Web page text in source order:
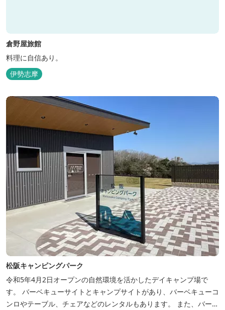
倉野屋旅館
料理に自信あり。
伊勢志摩
松阪キャンピングパーク
令和5年4月2日オープンの自然環境を活かしたデイキャンプ場で
す。 バーベキューサイトとキャンプサイトがあり、バーベキューコ
ンロやテーブル、チェアなどのレンタルもあります。 また、バーベ